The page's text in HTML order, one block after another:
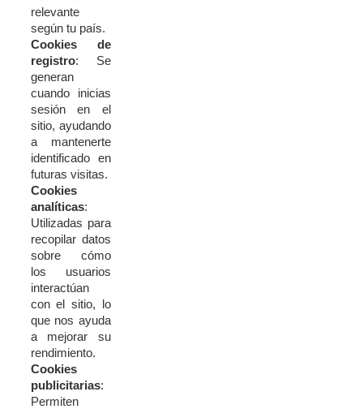
relevante
según tu país.
Cookies de
registro: Se
generan
cuando inicias
sesión en el
sitio, ayudando
a mantenerte
identificado en
futuras visitas.
Cookies
analíticas:
Utilizadas para
recopilar datos
sobre cómo
los usuarios
interactúan
conel sitio, lo
que nos ayuda
a mejorar su
rendimiento.
Cookies
publicitarias:
Permiten